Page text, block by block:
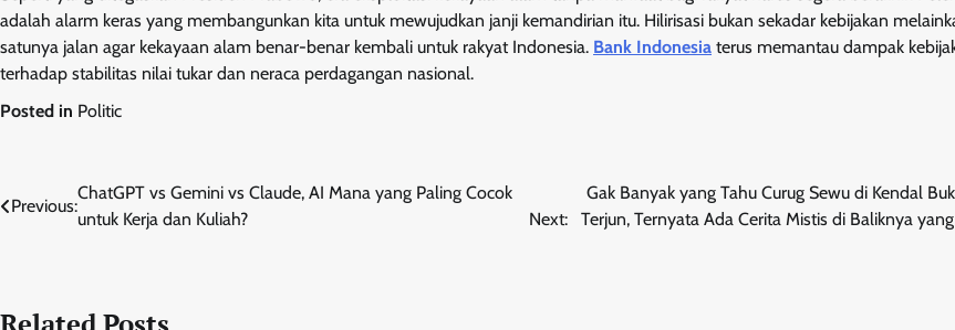
adalah alarm keras yang membangunkan kita untuk mewujudkan janji kemandirian itu. Hilirisasi bukan sekadar kebijakan
satunya jalan agar kekayaan alam benar-benar kembali untuk rakyat Indonesia. Bank Indonesia terus memantau dampak
terhadap stabilitas nilai tukar dan neraca perdagangan nasional.
Posted in Politic
Post
navigation
Previous:
ChatGPT vs Gemini vs Claude, AI Mana yang Paling Cocok
untuk Kerja dan Kuliah?
Next:
Gak Banyak yang Tahu Curug Sewu di Kendal
Terjun, Ternyata Ada Cerita Mistis di Baliknya